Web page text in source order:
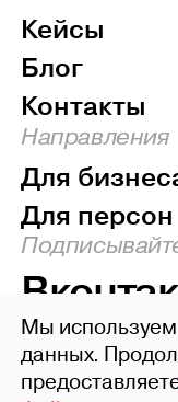
Кейсы
Блог
Контакты
Направления
Для
Для персон
Наверх
©2004-26
Мы
данных.